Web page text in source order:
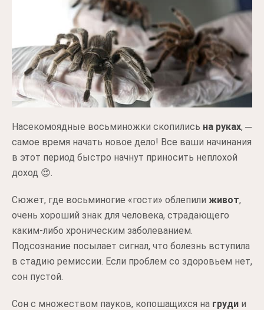
Насекомоядные восьминожки скопились на руках, ─
самое время начать новое дело! Все ваши начинания
в этот период быстро начнут приносить неплохой
доход 😍.
Сюжет, где восьминогие «гости» облепили живот,
очень хороший знак для человека, страдающего
каким-либо хроническим заболеванием.
Подсознание посылает сигнал, что болезнь вступила
в стадию ремиссии. Если проблем со здоровьем нет,
сон пустой.
Сон с множеством пауков, копошащихся на груди и